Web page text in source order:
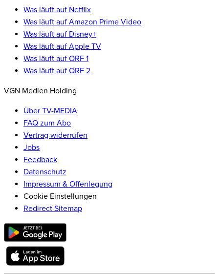
Was läuft auf Netflix
Was läuft auf Amazon Prime Video
Was läuft auf Disney+
Was läuft auf Apple TV
Was läuft auf ORF 1
Was läuft auf ORF 2
VGN Medien Holding
Über TV-MEDIA
FAQ zum Abo
Vertrag widerrufen
Jobs
Feedback
Datenschutz
Impressum & Offenlegung
Cookie Einstellungen
Redirect Sitemap